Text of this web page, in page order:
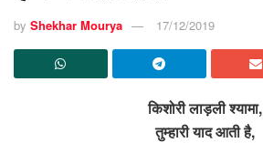
by Shekhar Mourya 17/12/2019
किशोरी लाड़ली श्यामा,
तुम्हारी याद आती है,